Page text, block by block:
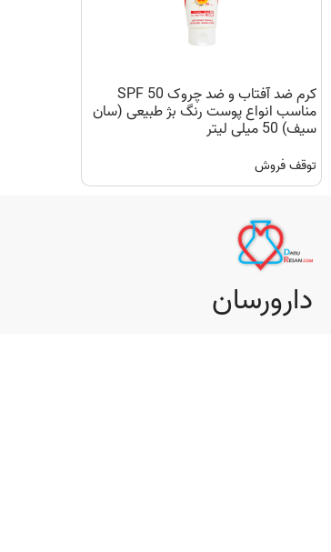
کرم ضد آفتاب و ضد چروک SPF 50
مناسب انواع پوست رنگ بژ طبیعی (سان
سیف) 50 میلی لیتر
توقف فروش
دارورسان